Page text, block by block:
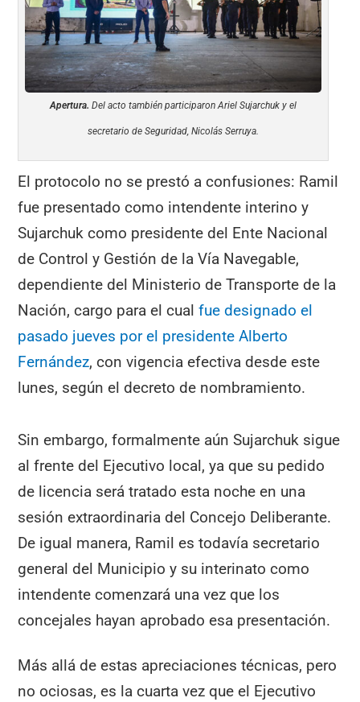
Apertura. Del acto también participaron Ariel Sujarchuk y el
secretario de Seguridad, Nicolás Serruya.
El protocolo no se prestó a confusiones: Ramil
fue presentado como intendente interino y
Sujarchuk como presidente del Ente Nacional
de Control y Gestión de la Vía Navegable,
dependiente del Ministerio de Transporte de la
Nación, cargo para el cualfue designado el
pasado jueves por el presidente Alberto
Fernández, con vigencia efectiva desde este
lunes, según el decreto de nombramiento.
Sin embargo, formalmente aún Sujarchuk sigue
al frente del Ejecutivo local, ya que su pedido
de licencia será tratado esta noche en una
sesión extraordinaria del Concejo Deliberante.
De igual manera, Ramil es todavía secretario
general del Municipio y su interinato como
intendente comenzará una vez que los
concejales hayan aprobado esa presentación.
Más allá de estas apreciaciones técnicas, pero
no ociosas, es la cuarta vez que el Ejecutivo